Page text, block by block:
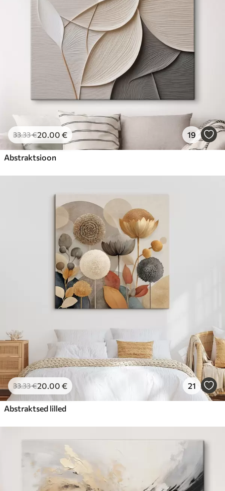
33.33€20.00 € 19
Abstraktsioon
33.33€20.00 € 21
Abstraktsed lilled